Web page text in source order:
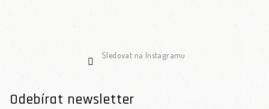
Sledovat na Instagramu
Odebírat newsletter